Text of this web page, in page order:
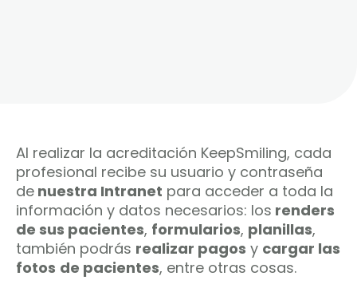
Al realizar la acreditación KeepSmiling, cada
profesional recibe su usuario y contraseña
de nuestra Intranet para acceder a toda la
información y datos necesarios: los renders
de sus pacientes, formularios, planillas,
también podrás realizar pagos y cargar las
fotos de pacientes, entre otras cosas.